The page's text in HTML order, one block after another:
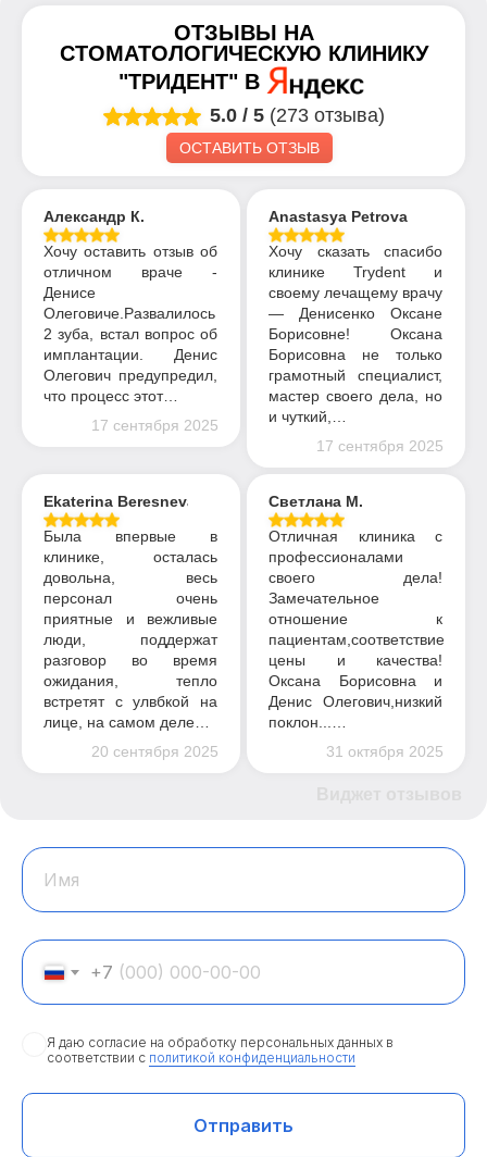
ОТЗЫВЫ НА
СТОМАТОЛОГИЧЕСКУЮ КЛИНИКУ
"ТРИДЕНТ" В
5.0 / 5 (273 отзыва)
ОСТАВИТЬ ОТЗЫВ
Александр К.
Хочу оставить отзыв об
отличном враче -
Денисе
Олеговиче.Развалилось
2 зуба, встал вопрос об
имплантации. Денис
Олегович предупредил,
что процесс этот…
17 сентября 2025
Anastasya Petrova
Хочу сказать спасибо
клинике Trydent и
своему лечащему врачу
— Денисенко Оксане
Борисовне! Оксана
Борисовна не только
грамотный специалист,
мастер своего дела, но
и чуткий,…
17 сентября 2025
Ekaterina Beresneva
Была впервые в
клинике, осталась
довольна, весь
персонал очень
приятные и вежливые
люди, поддержат
разговор во время
ожидания, тепло
встретят с улвбкой на
лице, на самом деле…
20 сентября 2025
Светлана М.
Отличная клиника с
профессионалами
своего дела!
Замечательное
отношение к
пациентам,соответствие
цены и качества!
Оксана Борисовна и
Денис Олегович,низкий
поклон...…
31 октября 2025
Имя
+7
Я даю согласие на обработку персональных данных в
соответствии с политикой конфиденциальности
Отправить